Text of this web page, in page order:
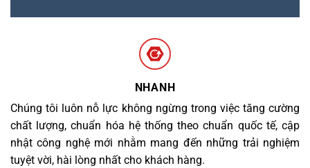
NHANH
Chúng tôi luôn nỗ lực không ngừng trong việc tăng cường
chất lượng, chuẩn hóa hệ thống theo chuẩn quốc tế, cập
nhật công nghệ mới nhằm mang đến những trải nghiệm
tuyệt vời, hài lòng nhất cho khách hàng.